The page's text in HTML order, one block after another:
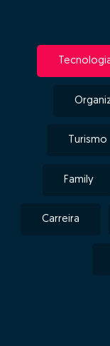
Turismo
Family
Carreira